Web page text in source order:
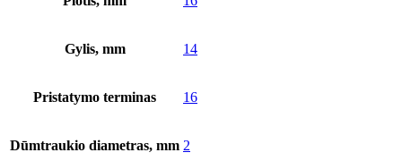
Gylis, mm 14
Pristatymo terminas 16
Dūmtraukio diametras, mm 2